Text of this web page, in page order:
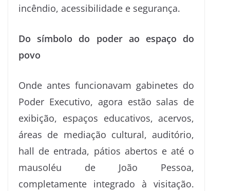
incêndio, acessibilidade e segurança.
Do símbolo do poder ao espaço do
povo
Onde antes funcionavam gabinetes do
Poder Executivo, agora estão salas de
exibição, espaços educativos, acervos,
áreas de mediação cultural, auditório,
hall de entrada, pátios abertos e até o
mausoléu de João Pessoa,
completamente integrado à visitação.